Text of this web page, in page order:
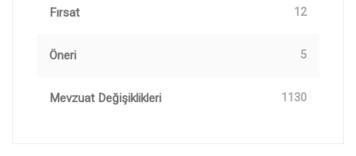
Fırsat 12
Öneri 5
Mevzuat Değişiklikleri 1130